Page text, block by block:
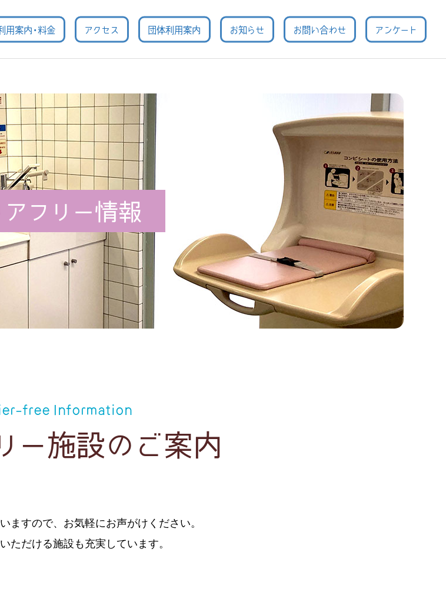
用案内・料金 アクセス 団体利用案内 お知らせ お問い合わせ アンケート
フリー情報
free Information
ー施設のご案内
ますので、お気軽にお声がけください。
ただける施設も充実しています。